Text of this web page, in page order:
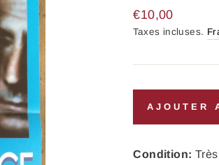
Prix
régulier
€10,00
Taxes incluses.
AJOUTER
Condition: